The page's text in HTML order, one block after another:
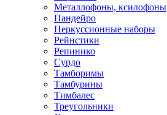
Металлофоны, ксилофоны
Пандейро
Перкуссионные наборы
Рейнстики
Репинико
Сурдо
Тамборимы
Тамбурины
Тимбалес
Треугольники